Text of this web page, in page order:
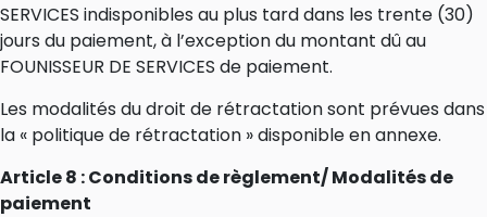
SERVICES indisponibles au plus tard dans les trente (30)
jours du paiement, à l’exception du montant dû au
FOUNISSEUR DE SERVICES de paiement.
Les modalités du droit de rétractation sont prévues dans
la « politique de rétractation » disponible en annexe.
Article 8 : Conditions de règlement/ Modalités de
paiement